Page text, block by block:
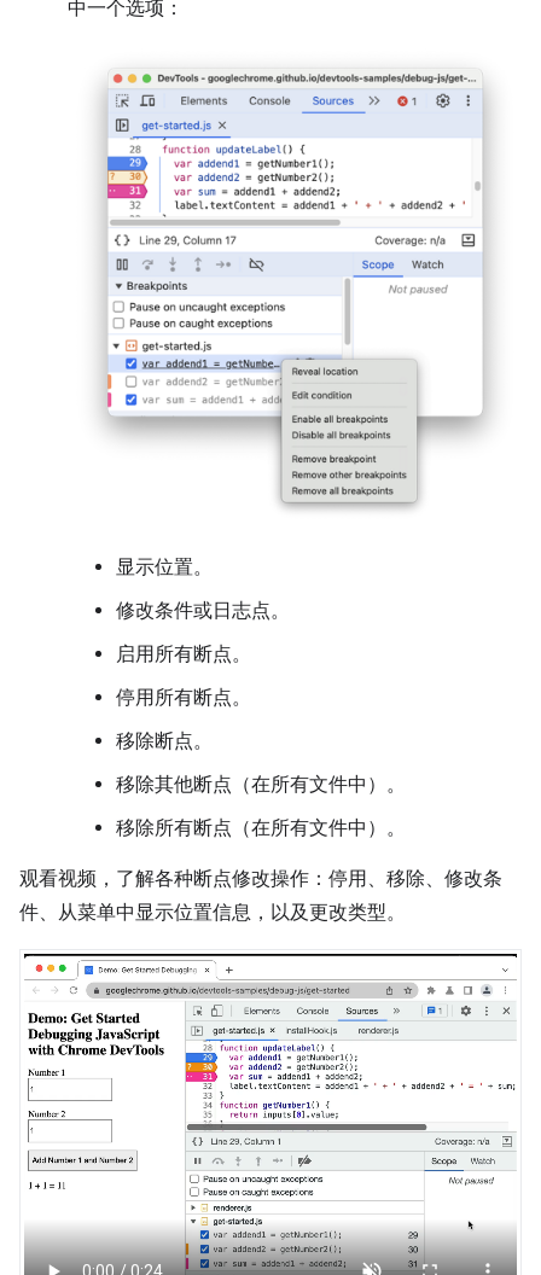
中一个选项：
显示位置。
修改条件或日志点。
启用所有断点。
停用所有断点。
移除断点。
移除其他断点（在所有文件中）。
移除所有断点（在所有文件中）。
观看视频，了解各种断点修改操作：停用、移除、修改条
件、从菜单中显示位置信息，以及更改类型。